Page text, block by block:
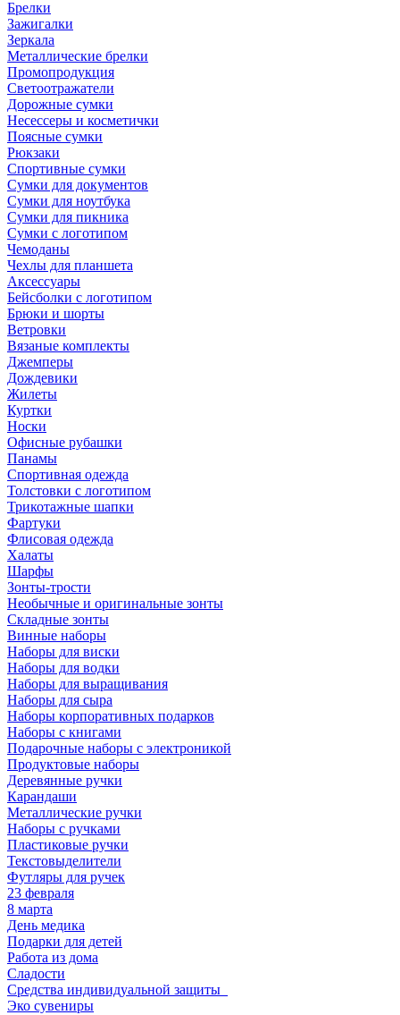
Брелки
Зажигалки
Зеркала
Металлические брелки
Промопродукция
Светоотражатели
Дорожные сумки
Несессеры и косметички
Поясные сумки
Рюкзаки
Спортивные сумки
Сумки для документов
Сумки для ноутбука
Сумки для пикника
Сумки с логотипом
Чемоданы
Чехлы для планшета
Аксессуары
Бейсболки с логотипом
Брюки и шорты
Ветровки
Вязаные комплекты
Джемперы
Дождевики
Жилеты
Куртки
Носки
Офисные рубашки
Панамы
Спортивная одежда
Толстовки с логотипом
Трикотажные шапки
Фартуки
Флисовая одежда
Халаты
Шарфы
Зонты-трости
Необычные и оригинальные зонты
Складные зонты
Винные наборы
Наборы для виски
Наборы для водки
Наборы для выращивания
Наборы для сыра
Наборы корпоративных подарков
Наборы с книгами
Подарочные наборы с электроникой
Продуктовые наборы
Деревянные ручки
Карандаши
Металлические ручки
Наборы с ручками
Пластиковые ручки
Текстовыделители
Футляры для ручек
23 февраля
8 марта
День медика
Подарки для детей
Работа из дома
Сладости
Средства индивидуальной защиты_
Эко сувениры